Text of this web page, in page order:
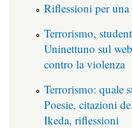
Riflessioni per
Terrorismo,
Uninettuno sul
contro la violenza
Terrorismo: quale
Poesie, citazioni
Ikeda, riflessioni